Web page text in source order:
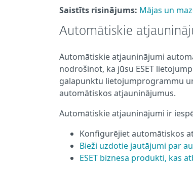
Saistīts risinājums: Mājas un
Automātiskie
Automātiskie atjauninājumi
nodrošinot, ka jūsu ESET
galapunktu lietojumprogrammu
automātiskos atjauninājumus.
Automātiskie atjauninājumi ir
Konfigurējiet automātiskos
Bieži uzdotie jautājumi par
ESET biznesa produkti, kas